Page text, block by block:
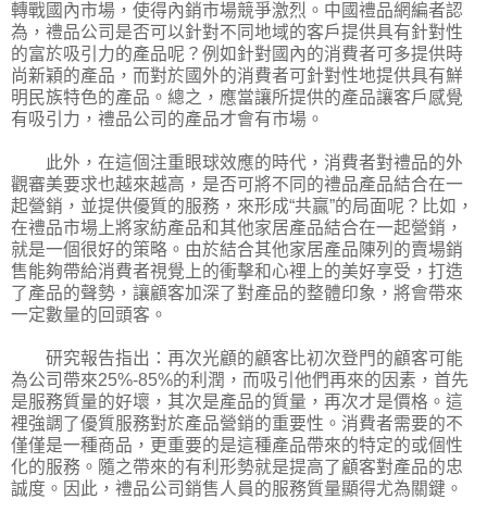
轉戰國內市場，使得內銷市場競爭激烈。中國禮品網編者認
為，禮品公司是否可以針對不同地域的客戶提供具有針對性
的富於吸引力的產品呢？例如針對國內的消費者可多提供時
尚新穎的產品，而對於國外的消費者可針對性地提供具有鮮
明民族特色的產品。總之，應當讓所提供的產品讓客戶感覺
有吸引力，禮品公司的產品才會有市場。
此外，在這個注重眼球效應的時代，消費者對禮品的外
觀審美要求也越來越高，是否可將不同的禮品產品結合在一
起營銷，並提供優質的服務，來形成“共贏”的局面呢？比如，
在禮品市場上將家紡產品和其他家居產品結合在一起營銷，
就是一個很好的策略。由於結合其他家居產品陳列的賣場銷
售能夠帶給消費者視覺上的衝擊和心裡上的美好享受，打造
了產品的聲勢，讓顧客加深了對產品的整體印象，將會帶來
一定數量的回頭客。
研究報告指出：再次光顧的顧客比初次登門的顧客可能
為公司帶來25%-85%的利潤，而吸引他們再來的因素，首先
是服務質量的好壞，其次是產品的質量，再次才是價格。這
裡強調了優質服務對於產品營銷的重要性。消費者需要的不
僅僅是一種商品，更重要的是這種產品帶來的特定的或個性
化的服務。隨之帶來的有利形勢就是提高了顧客對產品的忠
誠度。因此，禮品公司銷售人員的服務質量顯得尤為關鍵。